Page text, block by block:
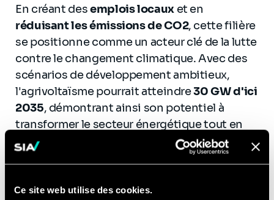
Ce site web utilise des cookies.
En créant desemplois locaux et en
réduisant les émissions de CO2, cette filière
se positionne comme un acteur clé de la lutte
contre le changement climatique. Avec des
scénarios de développement ambitieux,
l'agrivoltaïsme pourrait atteindre30 GW d'ici
2035, démontrant ainsi son potentiel à
transformer le secteur énergétique tout en
soutenant l'agriculture durable.